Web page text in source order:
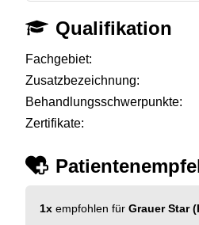
Qualifikation
Fachgebiet:
Zusatzbezeichnung:
Behandlungsschwerpunkte:
Zertifikate:
1x empfohlen für Grauer Star